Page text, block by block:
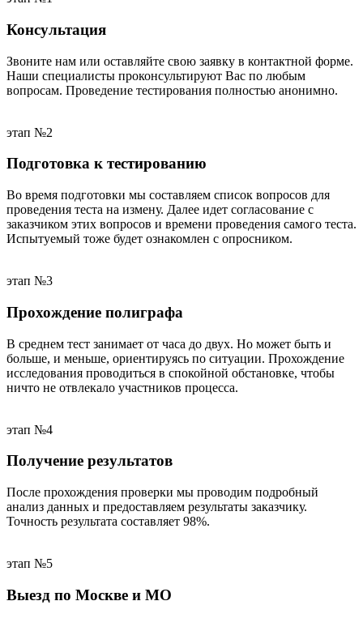
Консультация
Звоните нам или оставляйте свою заявку в контактной форме.
Наши специалисты проконсультируют Вас по любым
вопросам. Проведение тестирования полностью анонимно.
этап №2
Подготовка к тестированию
Во время подготовки мы составляем список вопросов для
проведения теста на измену. Далее идет согласование с
заказчиком этих вопросов и времени проведения самого теста.
Испытуемый тоже будет ознакомлен с опросником.
этап №3
Прохождение полиграфа
В среднем тест занимает от часа до двух. Но может быть и
больше, и меньше, ориентируясь по ситуации. Прохождение
исследования проводиться в спокойной обстановке, чтобы
ничто не отвлекало участников процесса.
этап №4
Получение результатов
После прохождения проверки мы проводим подробный
анализ данных и предоставляем результаты заказчику.
Точность результата составляет 98%.
этап №5
Выезд по Москве и МО